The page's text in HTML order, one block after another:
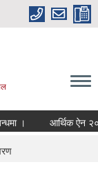
आर्थिक ऐन